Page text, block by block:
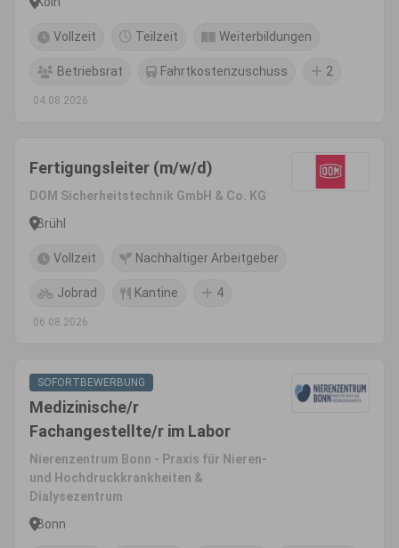
Vollzeit Teilzeit Weiterbildungen
Betriebsrat Fahrtkostenzuschuss 2
04.08.2026
Fertigungsleiter (m/w/d)
DOM Sicherheitstechnik GmbH & Co. KG
Brühl
Vollzeit Nachhaltiger Arbeitgeber
Jobrad Kantine 4
06.08.2026
SOFORTBEWERBUNG
Medizinische/r
Fachangestellte/r im Labor
Nierenzentrum Bonn - Praxis für Nieren-
und Hochdruckkrankheiten &
Dialysezentrum
Bonn